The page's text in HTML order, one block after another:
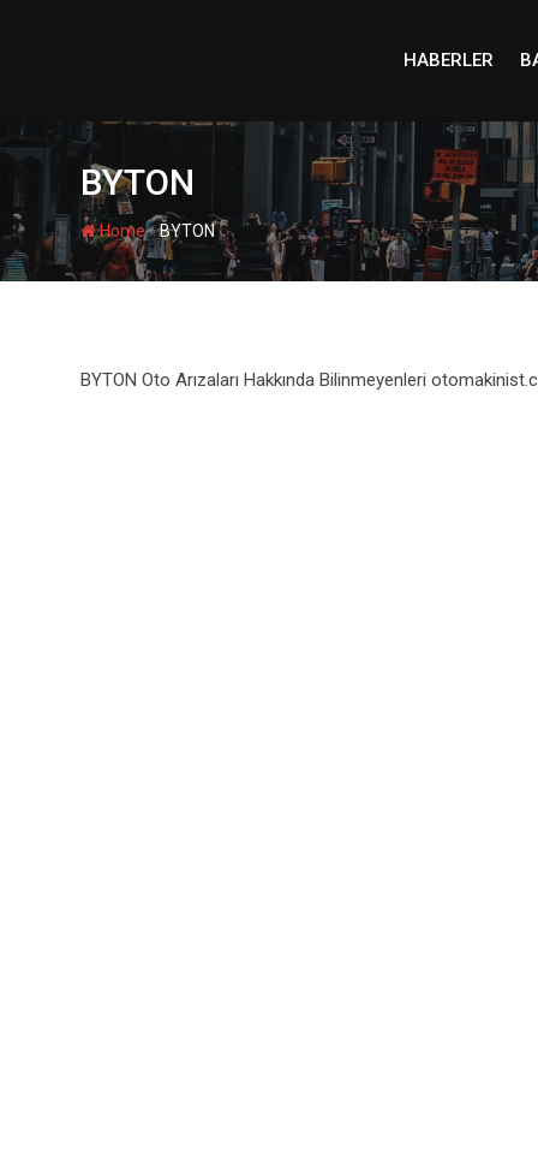
HABERLER
BYTON
Home-BYTON
BYTON Oto Arızaları Hakkında Bilinmeyenleri